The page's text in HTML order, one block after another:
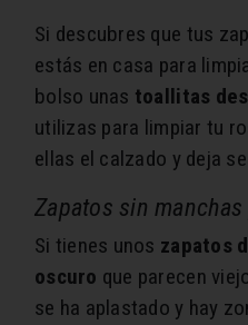
Si descubres que tus
estás en casa para
bolso unas toallitas
utilizas para limpiar tu
ellas el calzado y deja
Zapatos sin manchas
Si tienes unos zapatos
oscuro que parecen
se ha aplastado y hay